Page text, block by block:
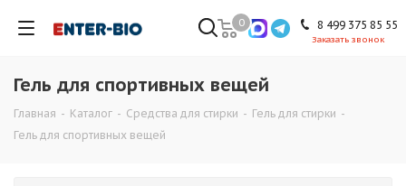
8 499 375 85 55
Заказать звонок
0
Гель для спортивных вещей
Главная - Каталог - Средства для стирки - Гель для стирки -
Гель для спортивных вещей